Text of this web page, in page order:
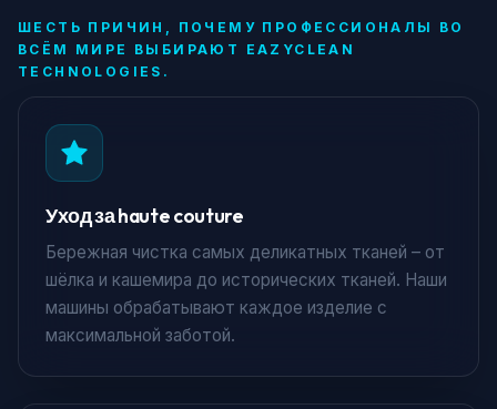
ШЕСТЬ ПРИЧИН, ПОЧЕМУ ПРОФЕССИОНАЛЫ ВО
ВСЁМ МИРЕ ВЫБИРАЮТ EAZYCLEAN
TECHNOLOGIES.
Уход за haute couture
Бережная чистка самых деликатных тканей – от
шёлка и кашемира до исторических тканей. Наши
машины обрабатывают каждое изделие с
максимальной заботой.